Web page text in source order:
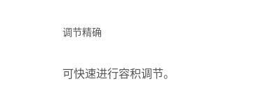
调节精确
可快速进行容积调节。